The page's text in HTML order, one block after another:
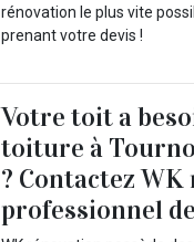
rénovation le plus vite
prenant votre devis !
Votre toit a
toiture à
? Contactez
professionnel